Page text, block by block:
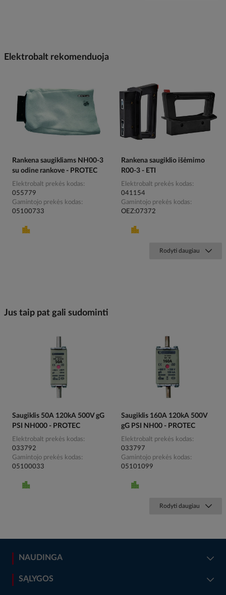
Elektrobalt rekomenduoja
Rankena saugikliams NH00-3
su odine rankove - PROTEC
Elektrobalt prekės kodas
055779
Gamintojo prekės kodas
05100733
Rankena saugiklio išėmimo
R00-3 - ETI
Elektrobalt prekės kodas
041154
Gamintojo prekės kodas
OEZ:07372
Rodyti daugiau
Jus taip pat gali sudominti
Saugiklis 50A 120kA 500V gG
PSI NH000 - PROTEC
Elektrobalt prekės kodas
033792
Gamintojo prekės kodas
05100033
Saugiklis 160A 120kA 500V
gG PSI NH00 - PROTEC
Elektrobalt prekės kodas
033797
Gamintojo prekės kodas
05101099
Rodyti daugiau
NAUDINGA
SĄLYGOS